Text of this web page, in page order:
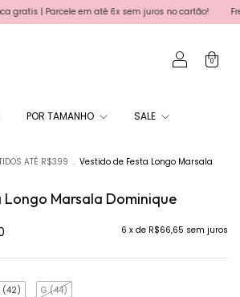
em até 6x sem juros no cartão! Frete grátis para
0
POR TAMANHO SALE
ATÉ R$399 . Vestido de Festa Longo Marsala
Longo Marsala Dominique
6 x de R$66,65 sem juros
(42) G (44)